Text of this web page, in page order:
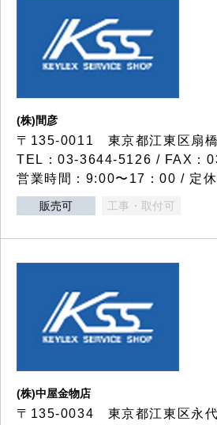
(株)間彦
〒135-0011 東京都江東区扇
TEL：03-3644-5126 / FAX：
営業時間：9:00〜17：00 / 定
販売可 工事・取付可
(株)中屋金物店
〒135-0034 東京都江東区永